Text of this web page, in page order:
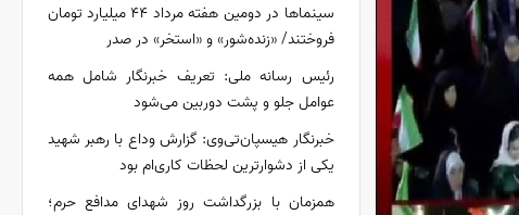
سینماها در دومین هفته‌ مرداد ۴۴ میلیارد تومان
فروختند/ «زنده‌شور» و «استخر» در صدر
رئیس رسانه ملی: تعریف خبرنگار شامل همه
عوامل جلو و پشت دوربین می‌شود
خبرنگار هیسپان‌تی‌وی: گزارش وداع با رهبر شهید
یکی از دشوارترین لحظات کاری‌ام بود
همزمان با بزرگداشت روز شهدای مدافع حرم؛